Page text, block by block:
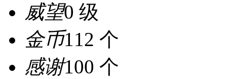
威望0 级
金币112 个
感谢100 个